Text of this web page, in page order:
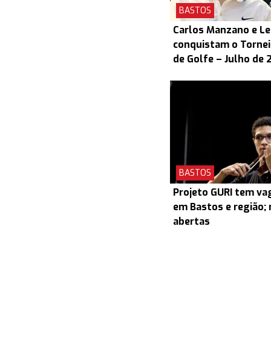
BASTOS
Carlos Manzano e
conquistam o
de Golfe – Julho de
BASTOS
Projeto GURI tem
em Bastos e
abertas